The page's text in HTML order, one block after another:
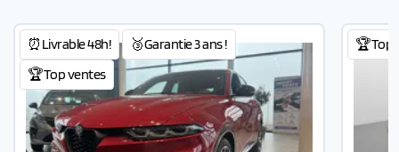
⏰Livrable 48h!
🥉Garantie 3 ans !
🏆Top ventes
🏆Top